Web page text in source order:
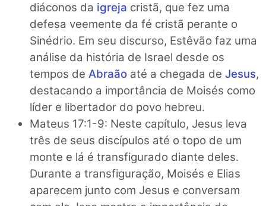
diáconos da igreja cristã, que fez uma
defesa veemente da fé cristã perante o
Sinédrio. Em seu discurso, Estêvão faz uma
análise da história de Israel desde os
tempos de Abraão até a chegada de Jesus,
destacando a importância de Moisés como
líder e libertador do povo hebreu.
Mateus 17:1-9: Neste capítulo, Jesus leva
três de seus discípulos até o topo de um
monte e lá é transfigurado diante deles.
Durante a transfiguração, Moisés e Elias
aparecem junto com Jesus e conversam